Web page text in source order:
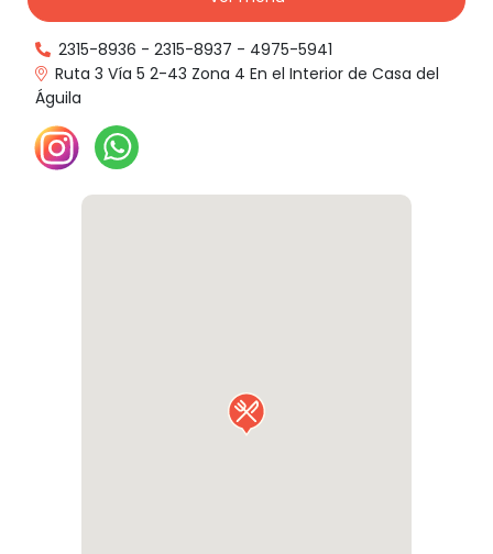
2315-8936 - 2315-8937 - 4975-5941
Ruta 3 Vía 5 2-43 Zona 4 En el Interior de Casa del
Águila